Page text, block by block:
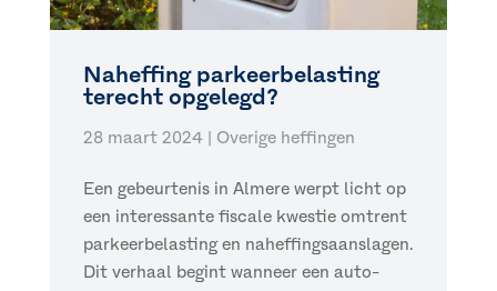
Naheffing parkeerbelasting
terecht opgelegd?
28 maart 2024| Overige heffingen
Een gebeurtenis in Almere werpt licht op
een interessante fiscale kwestie omtrent
parkeerbelasting en naheffingsaanslagen.
Dit verhaal begint wanneer een auto-